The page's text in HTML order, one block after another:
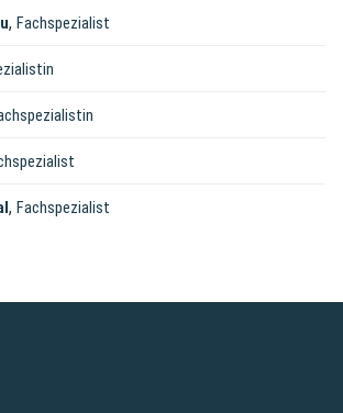
, Fachspezialist
, Fachspezialist